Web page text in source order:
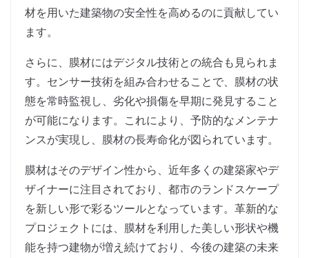
材を用いた建築物の安全性を高めるのに貢献してい
ます。
さらに、膜材にはデジタル技術との統合も見られま
す。センサー技術を組み合わせることで、膜材の状
態を常時監視し、劣化や損傷を早期に発見すること
が可能になります。これにより、予防的なメンテナ
ンスが実現し、膜材の長寿命化が図られています。
膜材はそのデザイン性から、近年多くの建築家やデ
ザイナーに注目されており、都市のランドスケープ
を新しい形で彩るツールとなっています。革新的な
プロジェクトには、膜材を利用した美しい形状や機
能を持つ建物が増え続けており、今後の建築の未来